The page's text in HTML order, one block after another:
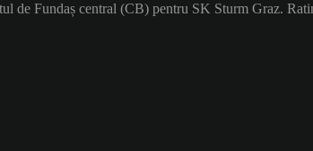
de Fundaș central (CB) pentru SK Sturm Graz.